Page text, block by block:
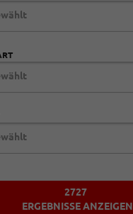
2727
ERGEBNISSE ANZEIGEN